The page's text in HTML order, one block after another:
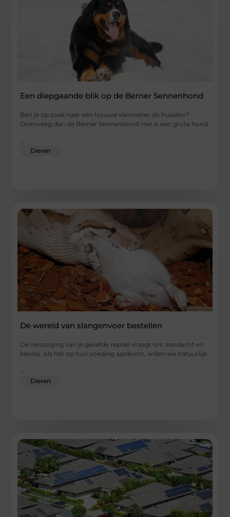
Een diepgaande blik op de Berner Sennenhond
Ben je op zoek naar een trouwe viervoeter als huisdier?
Overweeg dan de Berner Sennenhond! Het is een grote hond
...
Dieren
De wereld van slangenvoer bestellen
De verzorging van je geliefde reptiel vraagt om aandacht en
kennis. Als het op hun voeding aankomt, willen we natuurlijk
Dieren